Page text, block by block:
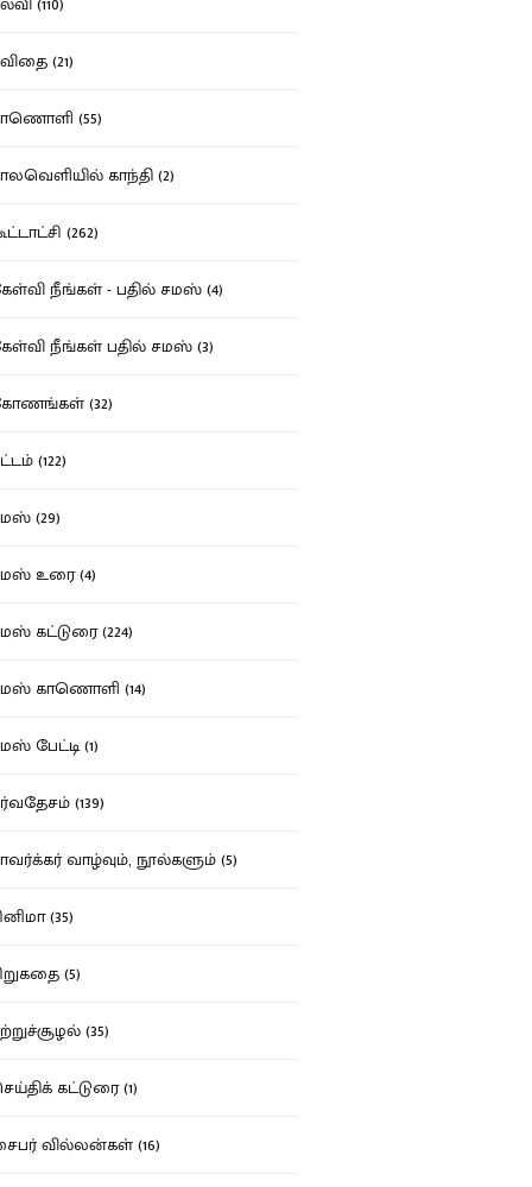
(21)
(55)
காந்தி (2)
(262)
நீங்கள் - பதில் சமஸ் (4)
நீங்கள் பதில் சமஸ் (3)
(32)
(122)
(29)
உரை (4)
கட்டுரை (224)
காணொளி (14)
பேட்டி (1)
(139)
வாழ்வும், நூல்களும் (5)
(35)
(5)
(35)
கட்டுரை (1)
வில்லன்கள் (16)